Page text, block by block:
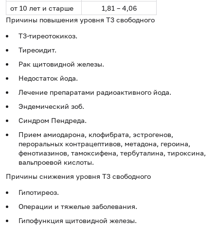
от 10 лет и старше
1,81 – 4,06
Причины повышения уровня Т3 свободного
Т3-тиреотокикоз.
Тиреоидит.
Рак щитовидной железы.
Недостаток йода.
Лечение препаратами радиоак­тивного йода.
Эндемический зоб.
Синдром Пендреда.
Прием амиодарона, клофибрата, эстрогенов,
пероральных контрацептивов, метадона, героина,
фенотиазинов, тамоксифена, тербуталина, тироксина,
вальпроевой кислоты.
Причины снижения уровня Т3 свободного
Гипотиреоз.
Операции и тяжелые забо­левания.
Гипофункция щитовидной железы.